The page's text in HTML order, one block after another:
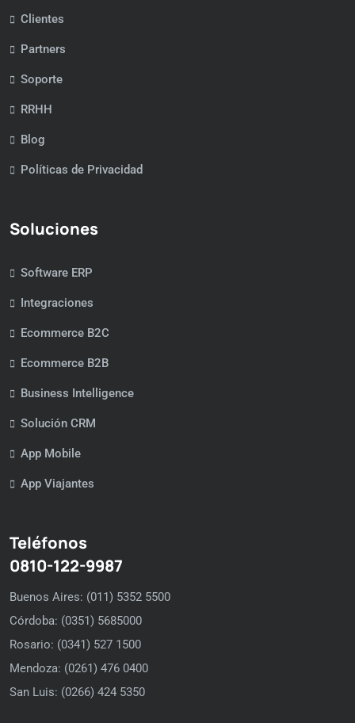
Clientes
Partners
Soporte
RRHH
Blog
Políticas de Privacidad
Soluciones
Software ERP
Integraciones
Ecommerce B2C
Ecommerce B2B
Business Intelligence
Solución CRM
App Mobile
App Viajantes
Teléfonos
0810-122-9987
Buenos Aires: (011) 5352 5500
Córdoba: (0351) 5685000
Rosario: (0341) 527 1500
Mendoza: (0261) 476 0400
San Luis: (0266) 424 5350